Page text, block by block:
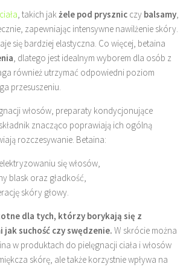
, takich jakżele pod prysznic czy balsamy,
zapewniając intensywne nawilżenie skóry.
się bardziej elastyczna. Co więcej, betaina
, dlatego jest idealnym wyborem dla osób z
również utrzymać odpowiedni poziom
przesuszeniu.
włosów, preparaty kondycjonujące
znacząco poprawiają ich ogólną
rozczesywanie. Betaina:
się włosów,
blask oraz gładkość,
skóry głowy.
dla tych, którzy borykają się z
suchość czy swędzenie. W skrócie można
w produktach do pielęgnacji ciała i włosów
skórę, ale także korzystnie wpływa na